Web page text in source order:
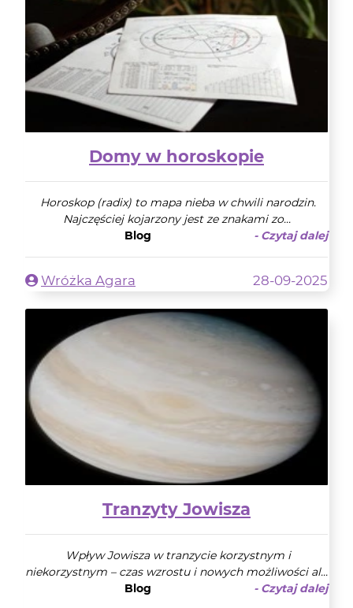
Domy w horoskopie
Horoskop (radix) to mapa nieba w chwili narodzin.
Najczęściej kojarzony jest ze znakami zo...
Blog
- Czytaj dalej
Wróżka Agara 28-09-2025
Tranzyty Jowisza
Wpływ Jowisza w tranzycie korzystnym i
niekorzystnym – czas wzrostu i nowych możliwości al...
Blog
- Czytaj dalej